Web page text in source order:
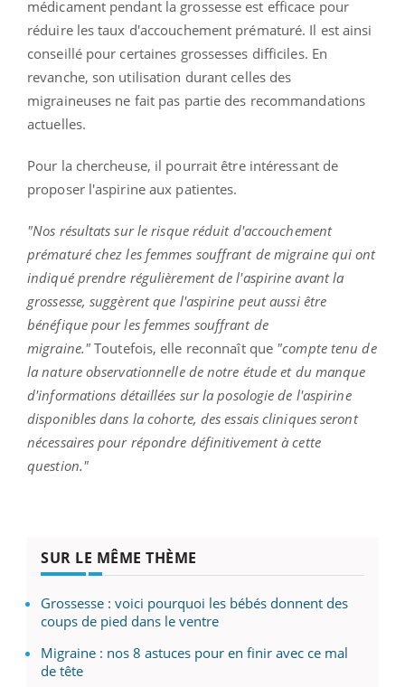
médicament pendant la grossesse est efficace pour
réduire les taux d'accouchement prématuré. Il est ainsi
conseillé pour certaines grossesses difficiles. En
revanche, son utilisation durant celles des
migraineuses ne fait pas partie des recommandations
actuelles.
Pour la chercheuse, il pourrait être intéressant de
proposer l'aspirine aux patientes.
"Nos résultats sur le risque réduit d'accouchement
prématuré chez les femmes souffrant de migraine qui ont
indiqué prendre régulièrement de l'aspirine avant la
grossesse, suggèrent que l'aspirine peut aussi être
bénéfique pour les femmes souffrant de
migraine." Toutefois, elle reconnaît que "compte tenu de
la nature observationnelle de notre étude et du manque
d'informations détaillées sur la posologie de l'aspirine
disponibles dans la cohorte, des essais cliniques seront
nécessaires pour répondre définitivement à cette
question."
SUR LE MÊME THÈME
Grossesse : voici pourquoi les bébés donnent des
coups de pied dans le ventre
Migraine : nos 8 astuces pour en finir avec ce mal
de tête